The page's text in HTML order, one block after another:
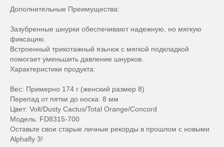
Дополнительные Преимущества:
Зазубренные шнурки обеспечивают надежную, но мягкую
фиксацию.
Встроенный трикотажный язычок с мягкой подкладкой
помогает уменьшить давление шнурков.
Характеристики продукта:
Вес: Примерно 174 г (женский размер 8)
Перепад от пятки до носка: 8 мм
Цвет: Volt/Dusty Cactus/Total Orange/Concord
Модель: FD8315-700
Оставьте свои старые личные рекорды в прошлом с новыми
Alphafly 3!